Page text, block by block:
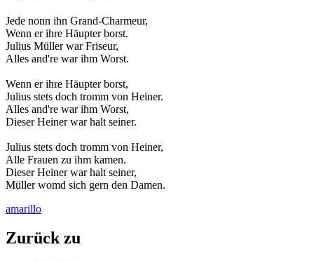
Jede nonn ihn Grand-Charmeur,
Wenn er ihre Häupter borst.
Julius Müller war Friseur,
Alles and're war ihm Worst.
Wenn er ihre Häupter borst,
Julius stets doch tromm von Heiner.
Alles and're war ihm Worst,
Dieser Heiner war halt seiner.
Julius stets doch tromm von Heiner,
Alle Frauen zu ihm kamen.
Dieser Heiner war halt seiner,
Müller womd sich gern den Damen.
amarillo
Zurück zu